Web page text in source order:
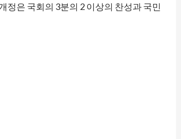
정은 국회의 3분의 2 이상의 찬성과 국민